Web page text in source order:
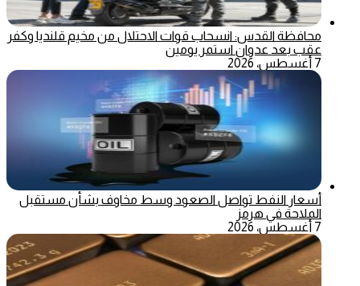
محافظة القدس: انسحاب قوات الاحتلال من مخيم قلنديا وكفر
عقب بعد عدوان استمر يومين
7 أغسطس، 2026
أسعار النفط تواصل الصعود وسط مخاوف بشأن مستقبل
الملاحة في هرمز
7 أغسطس، 2026